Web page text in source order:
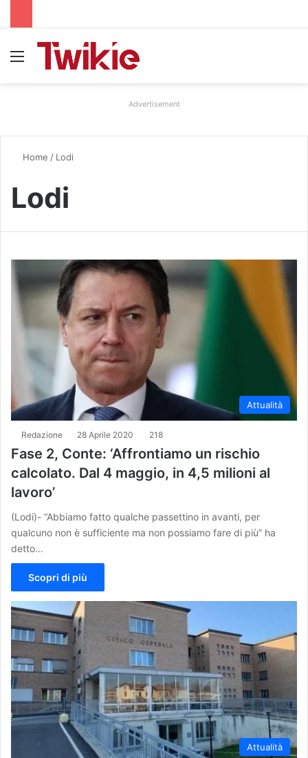
Advertisement
Home / Lodi
Lodi
Attualità
Redazione 28 Aprile 2020 218
Fase 2, Conte: ‘Affrontiamo un rischio
calcolato. Dal 4 maggio, in 4,5 milioni al
lavoro’
(Lodi)- “Abbiamo fatto qualche passettino in avanti, per
qualcuno non è sufficiente ma non possiamo fare di più” ha
detto…
Scopri di più
Attualità